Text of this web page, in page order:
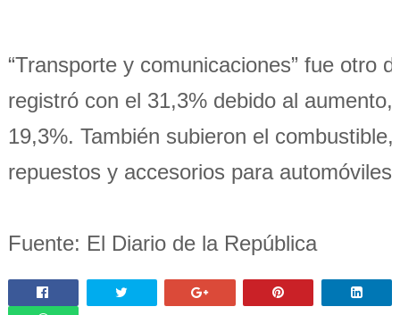
“Transporte y comunicaciones” fue otro
registró con el 31,3% debido al
19,3%. También subieron el
repuestos y accesorios para automóviles.
Fuente: El Diario de la República